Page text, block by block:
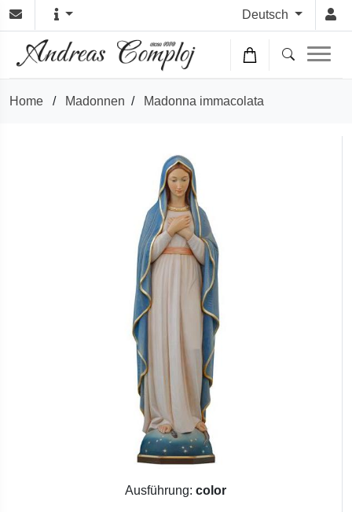
Deutsch
Home / Madonnen / Madonna immacolata
Ausführung: color